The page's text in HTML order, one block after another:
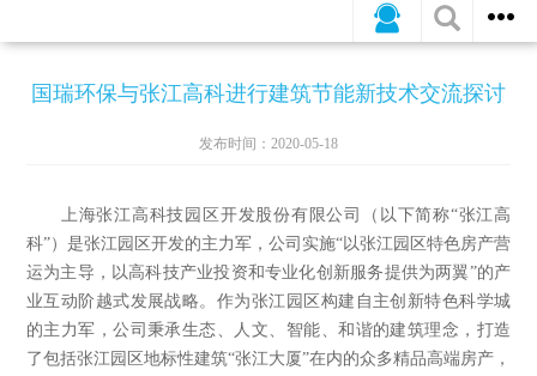
媒体报道
国瑞环保与张江高科进行建筑节能新技术交流探讨
发布时间：2020-05-18
上海张江高科技园区开发股份有限公司（以下简称“张江高
科”）是张江园区开发的主力军，公司实施“以张江园区特色房产营
运为主导，以高科技产业投资和专业化创新服务提供为两翼”的产
业互动阶越式发展战略。作为张江园区构建自主创新特色科学城
的主力军，公司秉承生态、人文、智能、和谐的建筑理念，打造
了包括张江园区地标性建筑“张江大厦”在内的众多精品高端房产，